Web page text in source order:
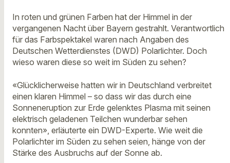
In roten und grünen Farben hat der Himmel in der
vergangenen Nacht über Bayern gestrahlt. Verantwortlich
für das Farbspektakel waren nach Angaben des
Deutschen Wetterdienstes (DWD) Polarlichter. Doch
wieso waren diese so weit im Süden zu sehen?
«Glücklicherweise hatten wir in Deutschland verbreitet
einen klaren Himmel – so dass wir das durch eine
Sonneneruption zur Erde gelenktes Plasma mit seinen
elektrisch geladenen Teilchen wunderbar sehen
konnten», erläuterte ein DWD-Experte. Wie weit die
Polarlichter im Süden zu sehen seien, hänge von der
Stärke des Ausbruchs auf der Sonne ab.